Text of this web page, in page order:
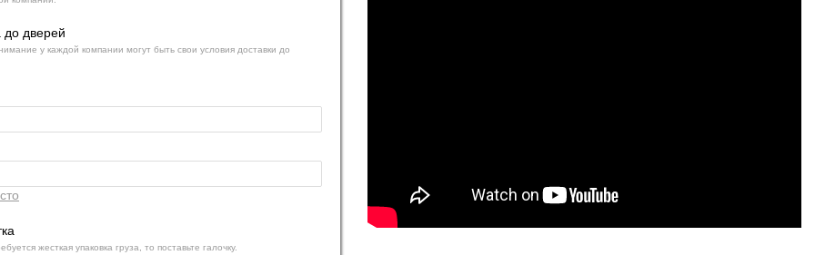
до дверей
у каждой компании могут быть свои условия доставки до
жесткая упаковка груза, то поставьте галочку.